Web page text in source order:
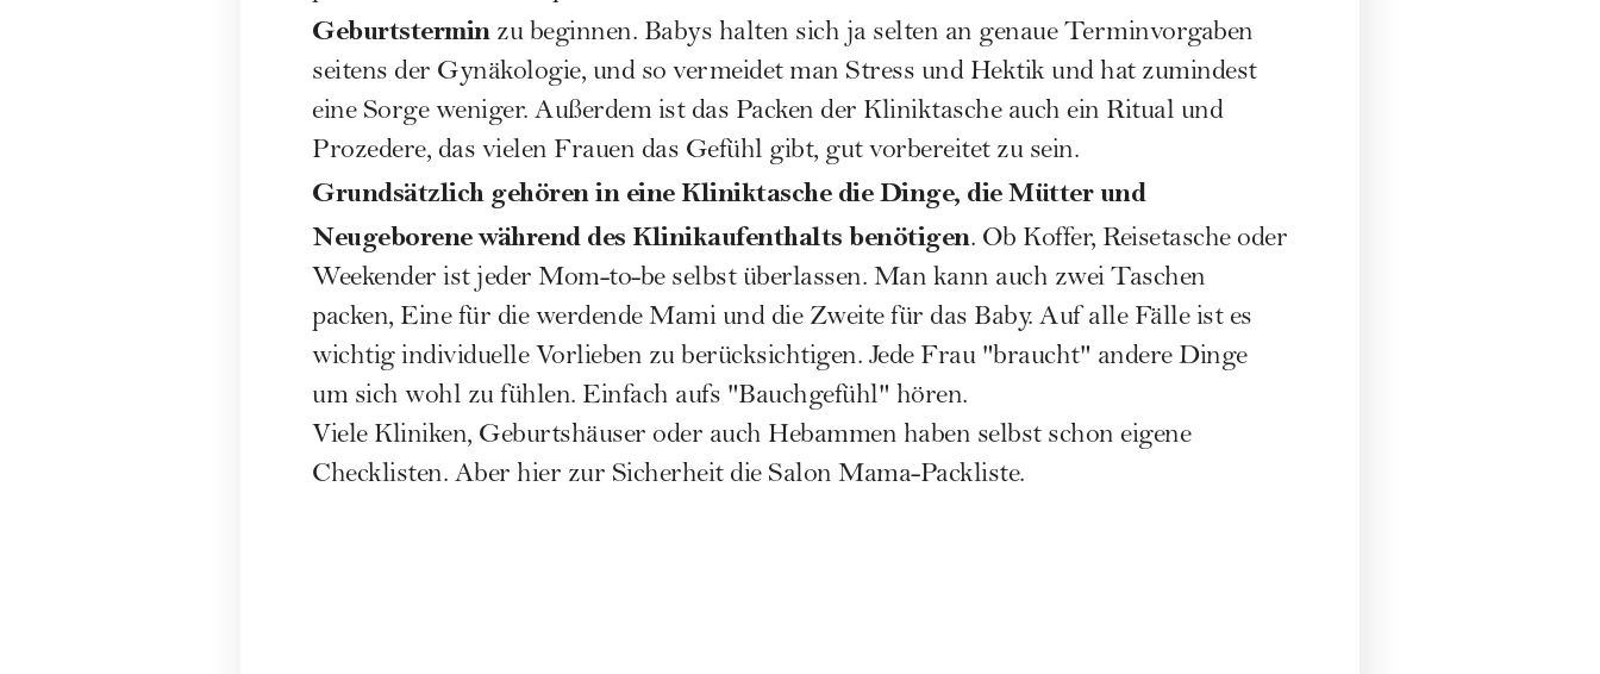
Geburtsterminzu beginnen. Babys halten sich ja selten an genaue Terminvorgaben
seitens der Gynäkologie, und so vermeidet man Stress und Hektik und hat zumindest
eine Sorge weniger. Außerdem ist das Packen der Kliniktasche auch ein Ritual und
Prozedere, das vielen Frauen das Gefühl gibt, gut vorbereitet zu sein.
Grundsätzlich gehören in eine Kliniktasche die Dinge, die Mütter und
Neugeborene während des Klinikaufenthalts benötigen. Ob Koffer, Reisetasche oder
Weekender ist jeder Mom-to-be selbst überlassen. Man kann auch zwei Taschen
packen, Eine für die werdende Mami und die Zweite für das Baby. Auf alle Fälle ist es
wichtig individuelle Vorlieben zu berücksichtigen. Jede Frau "braucht" andere Dinge
um sich wohl zu fühlen. Einfach aufs "Bauchgefühl" hören.
Viele Kliniken, Geburtshäuser oder auch Hebammen haben selbst schon eigene
Checklisten. Aber hier zur Sicherheit die Salon Mama-Packliste.